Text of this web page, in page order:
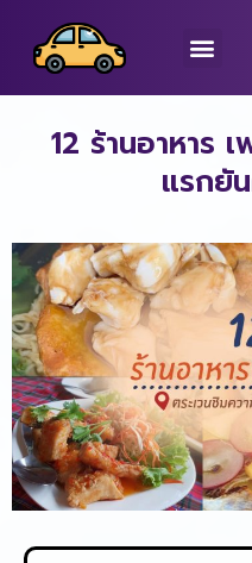
12 ร้านอาหาร
แรกยั